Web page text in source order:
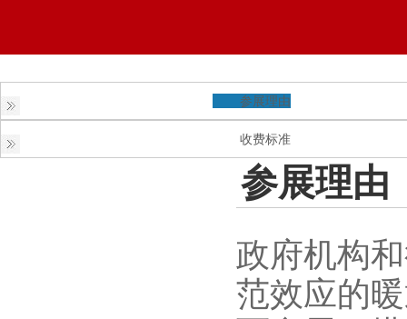
参展理由
收费标准
参展理由
政府机构
范效应的